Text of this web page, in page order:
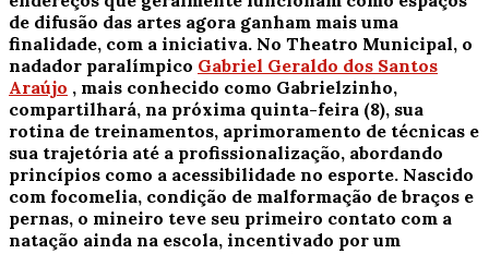
de difusão das artes agora ganham mais uma
finalidade, com a iniciativa. No Theatro Municipal, o
nadador paralímpico Gabriel Geraldo dos Santos
Araújo , mais conhecido como Gabrielzinho,
compartilhará, na próxima quinta-feira (8), sua
rotina de treinamentos, aprimoramento de técnicas e
sua trajetória até a profissionalização, abordando
princípios como a acessibilidade no esporte. Nascido
com focomelia, condição de malformação de braços e
pernas, o mineiro teve seu primeiro contato com a
natação ainda na escola, incentivado por um